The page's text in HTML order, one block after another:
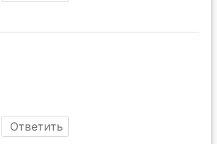
Ответить